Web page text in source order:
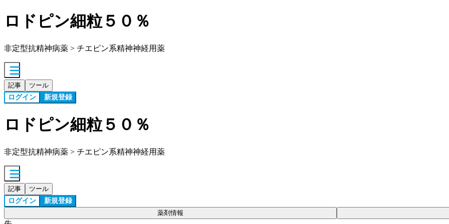
ロドピン細粒５０％
非定型抗精神病薬 > チエピン系精神神経用薬
記事 ツール
ログイン 新規登録
ロドピン細粒５０％
非定型抗精神病薬 > チエピン系精神神経用薬
記事 ツール
ログイン 新規登録
薬剤情報